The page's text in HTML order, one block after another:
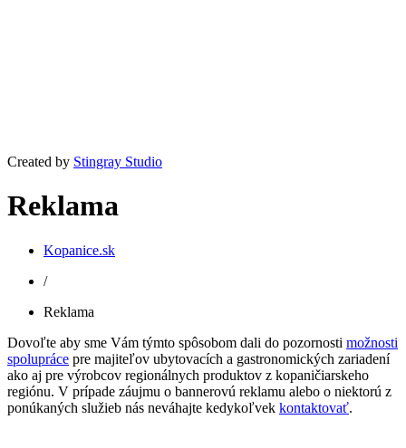
Created by Stingray Studio
Reklama
Kopanice.sk
/
Reklama
Dovoľte aby sme Vám týmto spôsobom dali do pozornosti možnosti
spolupráce pre majiteľov ubytovacích a gastronomických zariadení
ako aj pre výrobcov regionálnych produktov z kopaničiarskeho
regiónu. V prípade záujmu o bannerovú reklamu alebo o niektorú z
ponúkaných služieb nás neváhajte kedykoľvek kontaktovať.